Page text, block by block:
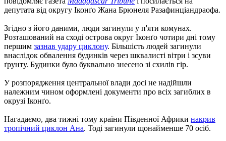
депутата від округу Іконґо Жана Брюнеля Разафинціандраофа.
Згідно з його даними, люди загинули у п'яти комунах.
Розташований на сході острова округ Іконґо чотири дні тому
першим зазнав удару циклону. Більшість людей загинули
внаслідок обвалення будинків через шквалисті вітри і зсуви
ґрунту. Будинки було буквально знесено зі схилів гір.
У розпорядження центральної влади досі не надійшли
належним чином оформлені документи про всіх загиблих в
окрузі Іконґо.
Нагадаємо, два тижні тому країни Південної Африки накрив
тропічний циклон Ана. Тоді загинули щонайменше 70 осіб.